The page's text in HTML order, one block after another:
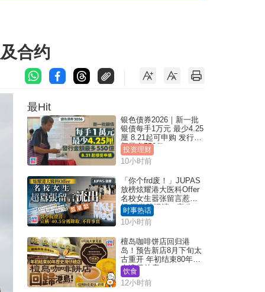
合约
最Hit
银色债券2026｜新一批
银债每手1万元 最少4.25
厘 8.21起可申购 发行金
额最多550亿
投资理财
10小时前
「你个frd废！」JUPAS
放榜炫耀港大医科Offer
名校女生嚣张留言惹众
怒 医学院澄清：宣称
「40.5分获录取」不符事
实｜Juicy叮
时事热话
10小时前
檀岛咖啡饼店回归港
岛！预告新店8月下旬太
古重开 年初结束80年历
史湾仔总店
饮食
12小时前